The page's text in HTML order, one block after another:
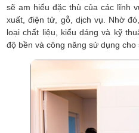
sẽ am hiểu đặc thù của các lĩnh
xuất, điện tử, gỗ, dịch vụ. Nhờ
loại chất liệu, kiểu dáng và kỹ
độ bền và công năng sử dụng cho